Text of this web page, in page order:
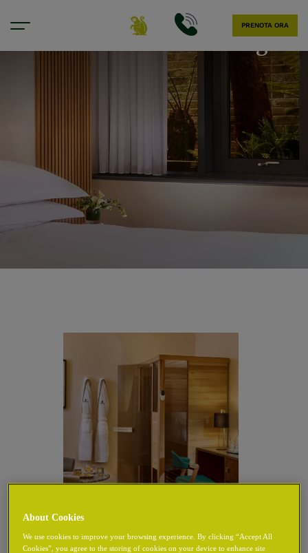
PRENOTA ORA
Deluxe Wellness King
About Cookies
We use cookies to improve your browsing experience. By clicking “Accept All
Cookies”, you agree to the storing of cookies on your device to enhance site